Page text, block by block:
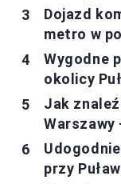
Dojazd
metro w
Wygodne
okolicy
Jak
Warszawy
przy